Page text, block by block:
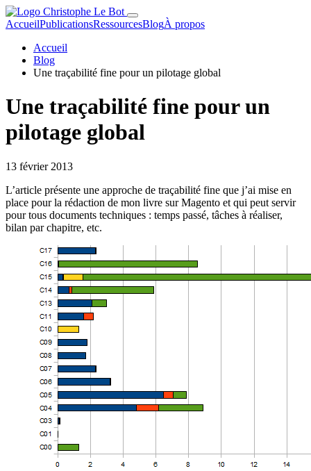
AccueilPublicationsRessourcesBlogÀ propos
Accueil
Blog
Une traçabilité fine pour un pilotage global
Une traçabilité fine pour un
pilotage global
13 février 2013
L’article présente une approche de traçabilité fine que j’ai mise en
place pour la rédaction de mon livre sur Magento et qui peut servir
pour tous documents techniques : temps passé, tâches à réaliser,
bilan par chapitre, etc.